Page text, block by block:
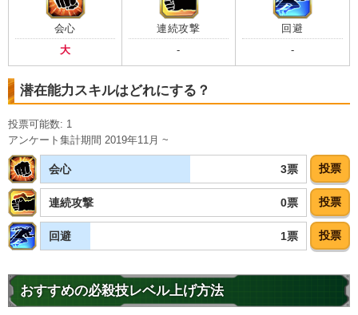
会心
大
連続攻撃
-
回避
-
潜在能力スキルはどれにする？
投票可能数: 1
アンケート集計期間 2019年11月 ~
会心 3票 投票
連続攻撃 0票 投票
回避 1票 投票
おすすめの必殺技レベル上げ方法